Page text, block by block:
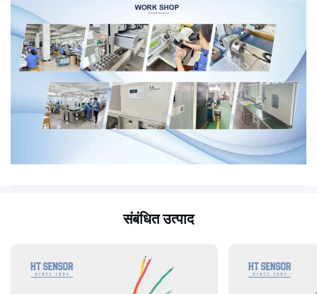
संबंधित उत्पाद